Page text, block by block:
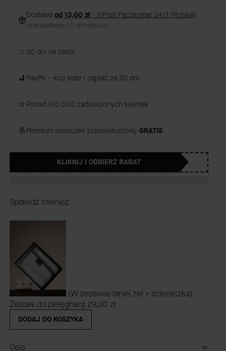
Dostawa od 13,00 zł - InPost Paczkomat 24/7 (Polska)
czas dostawy: 1-2 dni robocze
30 dni na zwrot
PayPo – kup teraz i zapłać za 30 dni
Ponad 100 000 zadowolonych klientek
Premium woreczek przeciwkurzowy GRATIS
KLIKNIJ I ODBIERZ RABAT
Sprawdź również
(W zestawie taniej żel + ściereczka)
Zestaw do pielęgnacji 29,00 zł
DODAJ DO KOSZYKA
Opis